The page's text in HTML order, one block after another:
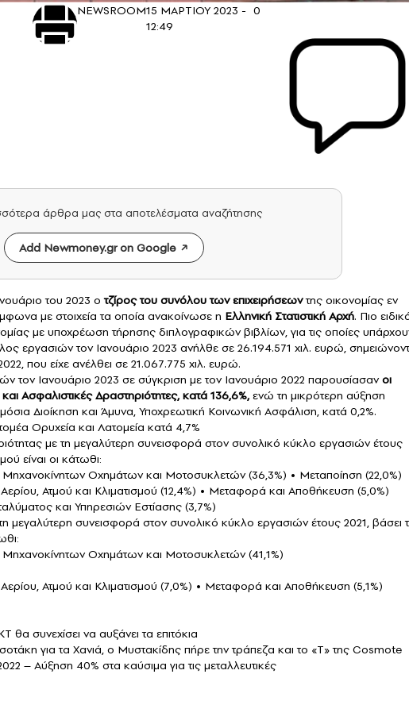
NEWSROOM15 ΜΑΡΤΙΟΥ 2023 -
12:49
0
άρθρα μας στα αποτελέσματα αναζήτησης
Add Newmoney.gr on Google
του 2023 ο τζίροςτου συνόλου των επιχειρήσεωντης οικονομίας εν
με στοιχεία τα οποία ανακοίνωσε η Ελληνική Στατιστική Αρχή. Πιο
με υποχρέωση τήρησης διπλογραφικών βιβλίων, για τις οποίες
εργασιών τον Ιανουάριο 2023 ανήλθε σε 26.194.571 χιλ. ευρώ,
που είχε ανέλθει σε 21.067.775 χιλ. ευρώ.
τον Ιανουάριο 2023 σε σύγκριση με τον Ιανουάριο 2022 παρουσίασανοι
Ασφαλιστικές Δραστηριότητες, κατά 136,6%,ενώ τη μικρότερη αύξηση
Διοίκηση και Άμυνα, Υποχρεωτική Κοινωνική Ασφάλιση, κατά 0,2%.
Ορυχεία και Λατομεία κατά 4,7%
με τη μεγαλύτερη συνεισφορά στον συνολικό κύκλο εργασιών έτους
είναι οι κάτωθι:
Μηχανοκίνητων Οχημάτων και Μοτοσυκλετών (36,3%) • Μεταποίηση (22,0%)
Ατμού και Κλιματισμού (12,4%) • Μεταφορά και Αποθήκευση (5,0%)
και Υπηρεσιών Εστίασης (3,7%)
μεγαλύτερη συνεισφορά στον συνολικό κύκλο εργασιών έτους 2021, βάσει
Μηχανοκίνητων Οχημάτων και Μοτοσυκλετών (41,1%)
Ατμού και Κλιματισμού (7,0%) • Μεταφορά και Αποθήκευση (5,1%)
συνεχίσει να αυξάνει τα επιτόκια
για τα Χανιά, ο Μυστακίδης πήρε την τράπεζα και το «Τ» της Cosmote
– Αύξηση 40% στα καύσιμα για τις μεταλλευτικές